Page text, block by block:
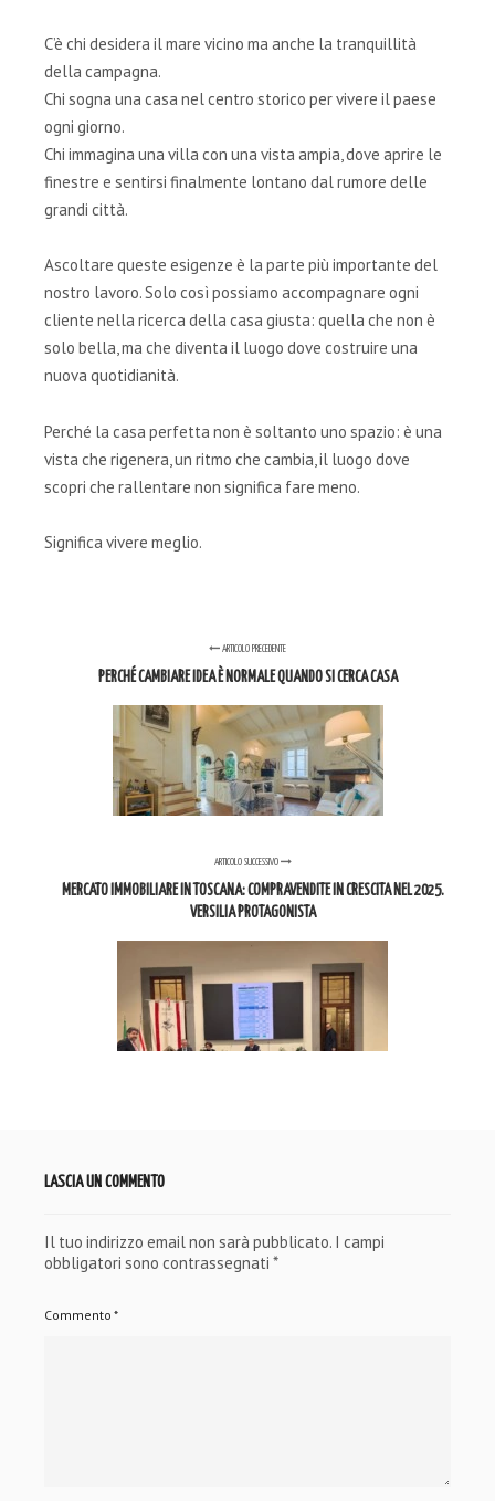
C’è chi desidera il mare vicino ma anche la tranquillità
della campagna.
Chi sogna una casa nel centro storico per vivere il paese
ogni giorno.
Chi immagina una villa con una vista ampia, dove aprire le
finestre e sentirsi finalmente lontano dal rumore delle
grandi città.
Ascoltare queste esigenze è la parte più importante del
nostro lavoro. Solo così possiamo accompagnare ogni
cliente nella ricerca della casa giusta: quella che non è
solo bella, ma che diventa il luogo dove costruire una
nuova quotidianità.
Perché la casa perfetta non è soltanto uno spazio: è una
vista che rigenera, un ritmo che cambia, il luogo dove
scopri che rallentare non significa fare meno.
Significa vivere meglio.
ARTICOLO PRECEDENTE
PERCHÉ CAMBIARE IDEA È NORMALE QUANDO SI CERCA CASA
ARTICOLO SUCCESSIVO
MERCATO IMMOBILIARE IN TOSCANA: COMPRAVENDITE IN CRESCITA NEL 2025.
VERSILIA PROTAGONISTA
LASCIA UN COMMENTO
Il tuo indirizzo email non sarà pubblicato. I campi
obbligatori sono contrassegnati *
Commento *